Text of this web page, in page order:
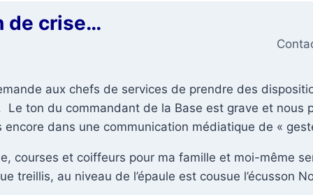
de crise…
aux chefs de services de prendre des
Le ton du commandant de la Base est grave et nous
dans une communication médiatique de «
courses et coiffeurs pour ma famille et moi-même
treillis, au niveau de l’épaule est cousue l’écusson